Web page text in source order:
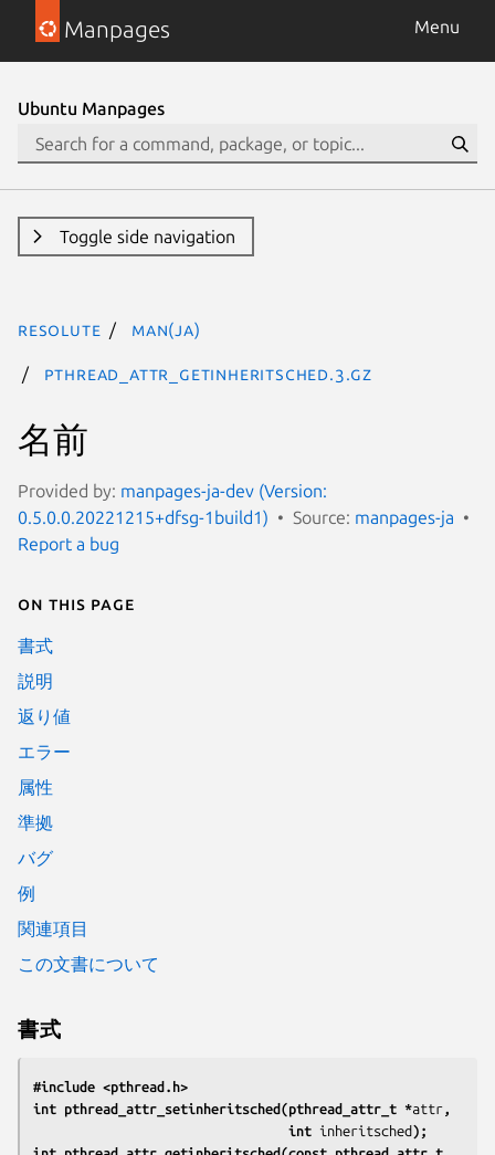
Manpages Menu
Ubuntu Manpages
Toggle side navigation
resolute man(ja)
pthread_attr_getinheritsched.3.gz
名前
Provided by: manpages-ja-dev (Version:
0.5.0.0.20221215+dfsg-1build1)
Source: manpages-ja
Report a bug
On this page
書式
説明
返り値
エラー
属性
準拠
バグ
例
関連項目
この文書について
書式
#include <pthread.h>
int pthread_attr_setinheritsched(pthread_attr_t *attr ,
                                 int
inheritsched);